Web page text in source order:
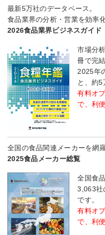
最新5万社のデータベース。
食品業界の分析・営業を効率
2026食品業界ビジネスガイド
市場分
冊で完結
2025年
と、約5
有料オ
で、利
全国の食品関連メーカーを
2025食品メーカー総覧
全国食
3,063社
です。
有料オ
で、利